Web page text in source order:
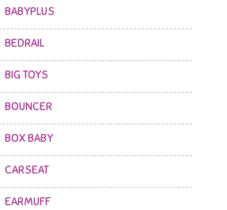
BABYPLUS
BEDRAIL
BIG TOYS
BOUNCER
BOX BABY
CARSEAT
EARMUFF